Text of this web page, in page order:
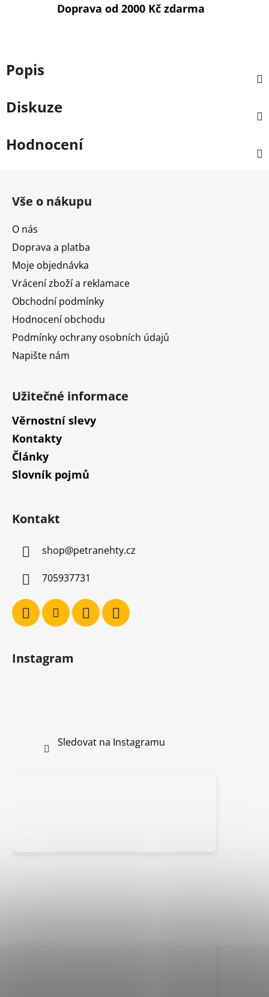
Doprava od 2000 Kč zdarma
Popis
Diskuze
Hodnocení
Vše o nákupu
O nás
Doprava a platba
Moje objednávka
Vrácení zboží a reklamace
Obchodní podmínky
Hodnocení obchodu
Podmínky ochrany osobních údajů
Napište nám
Užitečné informace
Věrnostní slevy
Kontakty
Články
Slovník pojmů
Kontakt
shop@petranehty.cz
705937731
Instagram
Sledovat na Instagramu